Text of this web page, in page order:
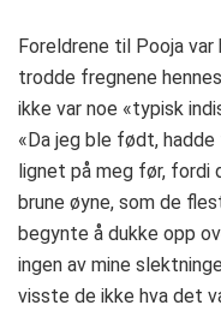
Foreldrene til Pooja
trodde fregnene
ikke var noe «typisk
«Da jeg ble født,
lignet på meg før, fordi
brune øyne, som de
begynte å dukke opp
ingen av mine
visste de ikke hva det